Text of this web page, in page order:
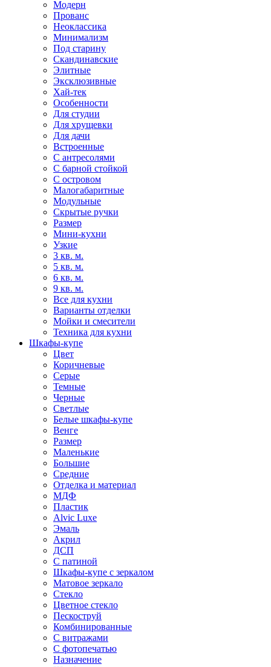
Модерн
Прованс
Неоклассика
Минимализм
Под старину
Скандинавские
Элитные
Эксклюзивные
Хай-тек
Особенности
Для студии
Для хрущевки
Для дачи
Встроенные
С антресолями
С барной стойкой
С островом
Малогабаритные
Модульные
Скрытые ручки
Размер
Мини-кухни
Узкие
3 кв. м.
5 кв. м.
6 кв. м.
9 кв. м.
Все для кухни
Варианты отделки
Мойки и смесители
Техника для кухни
Шкафы-купе
Цвет
Коричневые
Серые
Темные
Черные
Светлые
Белые шкафы-купе
Венге
Размер
Маленькие
Большие
Средние
Отделка и материал
МДФ
Пластик
Alvic Luxe
Эмаль
Акрил
ДСП
С патиной
Шкафы-купе с зеркалом
Матовое зеркало
Стекло
Цветное стекло
Пескоструй
Комбинированные
С витражами
С фотопечатью
Назначение